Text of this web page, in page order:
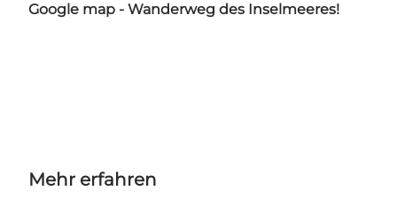
Google map - Wanderweg des Inselmeeres!
Mehr erfahren